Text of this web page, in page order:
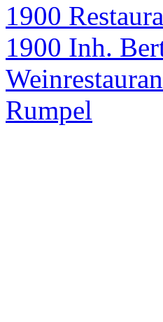
1900
1900 Inh.
Rumpel